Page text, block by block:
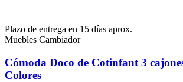
Plazo de entrega en 15 días aprox.
Muebles Cambiador
Cómoda Doco de Cotinfant 3
Colores